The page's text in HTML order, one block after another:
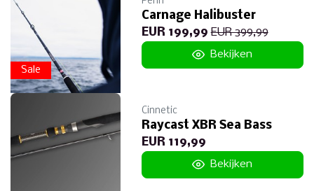
Sale
Carnage Halibuster
EUR 199,99 EUR 399,99
Bekijken
Cinnetic
Raycast XBR Sea Bass
EUR 119,99
Bekijken